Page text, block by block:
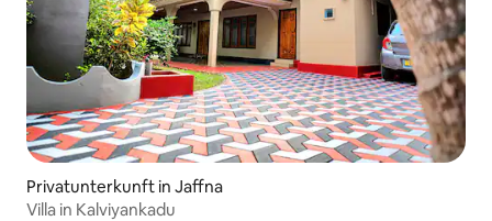
Privatunterkunft in Jaffna
Villa in Kalviyankadu